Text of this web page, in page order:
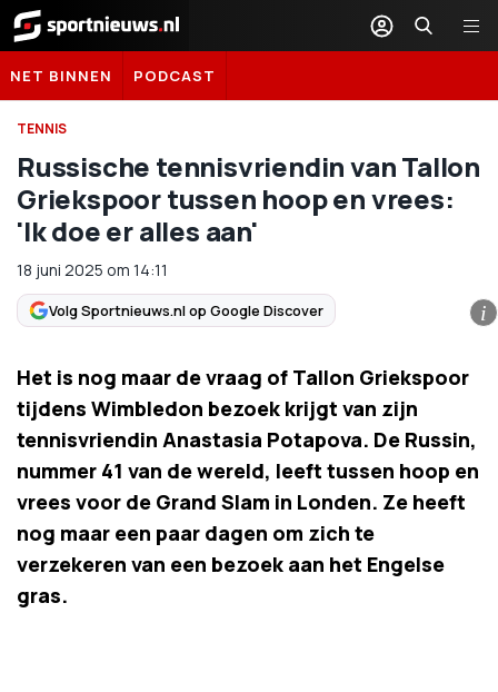
Sportnieuws.nl
NET BINNEN PODCAST
TENNIS
Russische tennisvriendin van Tallon
Griekspoor tussen hoop en vrees:
'Ik doe er alles aan'
18 juni 2025 om 14:11
Volg Sportnieuws.nl op Google Discover i
Het is nog maar de vraag of Tallon Griekspoor
tijdens Wimbledon bezoek krijgt van zijn
tennisvriendin Anastasia Potapova. De Russin,
nummer 41 van de wereld, leeft tussen hoop en
vrees voor de Grand Slam in Londen. Ze heeft
nog maar een paar dagen om zich te
verzekeren van een bezoek aan het Engelse
gras.